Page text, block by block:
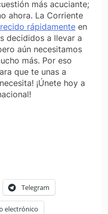
más acuciante;
ahora. La Corriente
rápidamente en
decididos a llevar a
aún necesitamos
más. Por eso
que te unas a
¡Únete hoy a
Telegram
electrónico